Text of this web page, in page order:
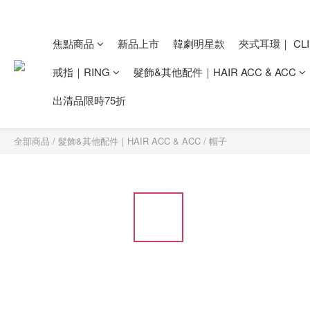
焦點商品 新品上市 韓劇明星款
夾式耳環｜
戒指｜RING
髮飾&其他配件｜HAIR ACC & ACC
出清品限時75折
全部商品 / 髮飾&其他配件｜HAIR ACC & ACC / 帽子